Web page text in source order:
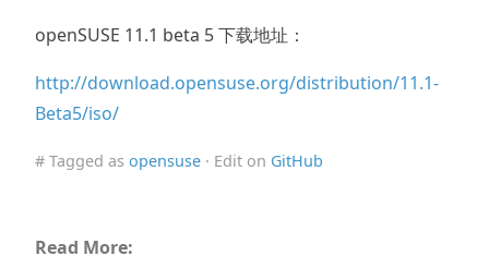
openSUSE 11.1 beta 5 下载地址：
http://download.opensuse.org/distribution/11.1-
Beta5/iso/
# Tagged as opensuse · Edit on GitHub
Read More: